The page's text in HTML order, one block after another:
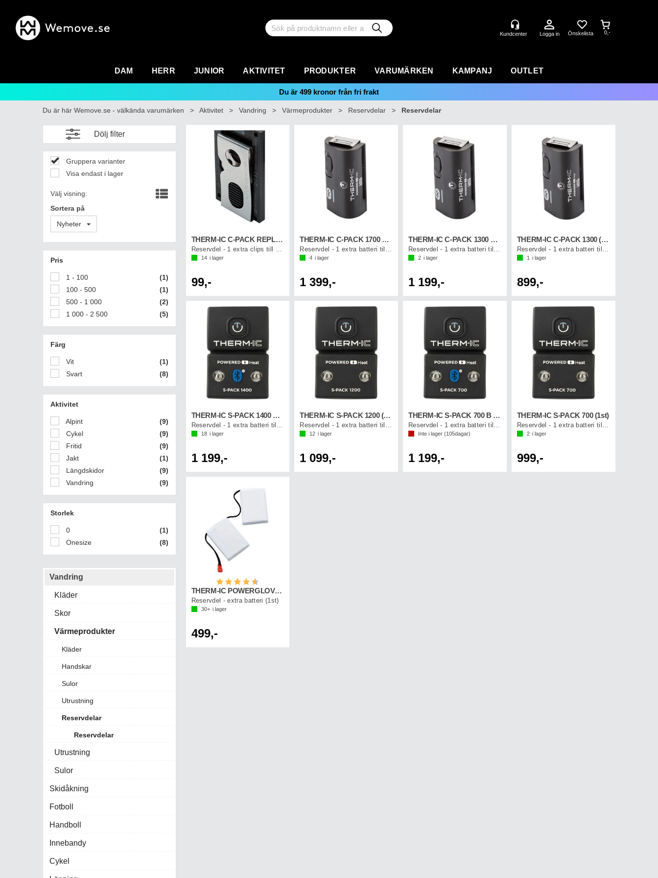
Logga in 0,-
DAM HERR JUNIOR AKTIVITET PRODUKTER VARUMÄRKEN KAMPANJ OUTLET
Du är 499 kronor från fri frakt
Du är här Wemove.se - välkända varumärken > Aktivitet > Vandring > Värmeprodukter > Reservdelar > Reservdelar
Dölj filter
Gruppera varianter
Visa endast i lager
Välj visning:
Sortera på
Nyheter
Pris
1 - 100
(1)
100 - 500
(1)
500 - 1 000
(2)
1 000 - 2 500
(5)
Färg
Vit
(1)
Svart
(8)
Aktivitet
Alpint
(9)
Cykel
(9)
Fritid
(9)
Jakt
(1)
Längdskidor
(9)
Vandring
(9)
Storlek
0
(1)
Onesize
(8)
Vandring
Kläder
Skor
Värmeprodukter
Kläder
Handskar
Sulor
Utrustning
Reservdelar
Reservdelar
Utrustning
Sulor
Skidåkning
Fotboll
Handboll
Innebandy
Cykel
THERM-IC C-PACK REPLACEMENT CLIP (1st)
14 i lager
99,-
THERM-IC C-PACK 1700 B (1st)
4 i lager
1 399,-
THERM-IC C-PACK 1300 B (1st)
2 i lager
1 199,-
THERM-IC C-PACK 1300 (1st)
1 i lager
899,-
THERM-IC S-PACK 1400 B (1st)
18 i lager
1 199,-
THERM-IC S-PACK 1200 (1st)
12 i lager
1 099,-
THERM-IC S-PACK 700 B (1st)
Inte i lager (105dagar)
1 199,-
THERM-IC S-PACK 700 (1st)
2 i lager
999,-
Betyg:
THERM-IC POWERGLOVES REPL.BATTERY (1 pc)
Reservdel - extra batteri (1st)
30+ i lager
499,-